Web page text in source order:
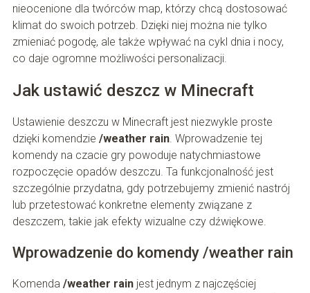
nieocenione dla twórców map, którzy chcą dostosować
klimat do swoich potrzeb. Dzięki niej można nie tylko
zmieniać pogodę, ale także wpływać na cykl dnia i nocy,
co daje ogromne możliwości personalizacji.
Jak ustawić deszcz w Minecraft
Ustawienie deszczu w Minecraft jest niezwykle proste
dzięki komendzie /weather rain. Wprowadzenie tej
komendy na czacie gry powoduje natychmiastowe
rozpoczęcie opadów deszczu. Ta funkcjonalność jest
szczególnie przydatna, gdy potrzebujemy zmienić nastrój
lub przetestować konkretne elementy związane z
deszczem, takie jak efekty wizualne czy dźwiękowe.
Wprowadzenie do komendy /weather rain
Komenda /weather rainjest jednym z najczęściej